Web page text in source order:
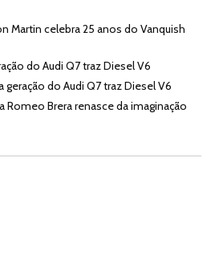
Martin celebra 25 anos do Vanquish
do Audi Q7 traz Diesel V6
geração do Audi Q7 traz Diesel V6
Romeo Brera renasce da imaginação